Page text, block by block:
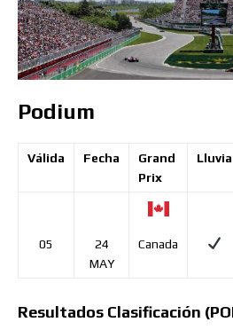
Podium
Válida Fecha
Grand
Prix
Lluvia
05
24
MAY
Canada
Resultados Clasificación